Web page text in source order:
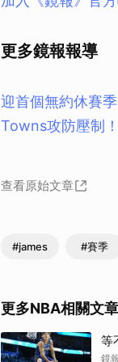
更多鏡報報導
迎首個無約休賽
Towns攻防壓制
查看原始文章
#james #賽季
更多NBA相關文章
等
鏡